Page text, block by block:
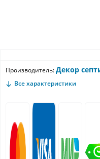
Производитель:Декор
Все характеристики